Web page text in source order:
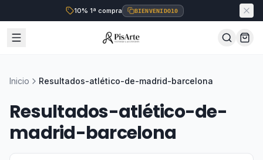
10% 1ª compra BIENVENIDO10
Inicio Resultados-atlético-de-madrid-barcelona
Resultados-atlético-de-
madrid-barcelona